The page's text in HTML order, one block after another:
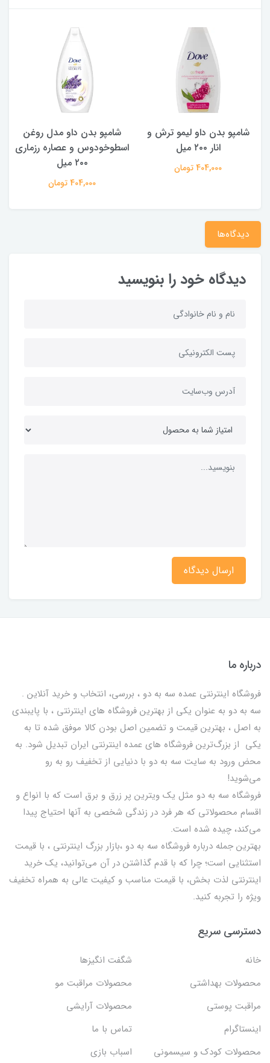
شامپو بدن داو لیمو ترش و
انار ۲۰۰ میل
404,000 تومان
شامپو بدن ‌داو مدل روغن
اسطوخودوس و عصاره رزماری
۲۰۰ میل
404,000 تومان
دیدگاه‌ها
دیدگاه خود را بنویسید
ارسال دیدگاه
درباره ما
فروشگاه اینترنتی عمده سه به دو ، بررسی، انتخاب و خرید آنلاین .
سه به دو به عنوان یکی از بهترين فروشگاه های اینترنتی ، با پایبندی
به اصل ، بهترين قيمت و تضمین اصل‌ بودن کالا موفق شده تا به
يكي از بزرگ‌ترين فروشگاه هاي عمده اینترنتی ایران تبدیل شود. به
محض ورود به سایت سه به دو با دنیایی از تخفيف رو به رو
می‌شوید!
فروشگاه سه به دو مثل یک ویترین پر زرق و برق است که با انواع و
اقسام محصولاتی که هر فرد در زندگی شخصی به آنها احتیاج پیدا
می‌کند، چیده شده است.
بهترين جمله درباره فروشگاه سه به دو ،بازار بزرگ اینترنتی ، با قيمت
استثنايي است؛ چرا که با قدم گذاشتن در آن می‌توانید، یک خرید
اینترنتی لذت بخش، با قیمت مناسب و کیفیت عالی به همراه تخفیف
ویژه را تجربه کنید.
دسترسی سریع
خانه
شگفت انگيزها
محصولات بهداشتي
محصولات مراقبت مو
مراقبت پوستی
محصولات آرایشی
اینستاگرام
تماس با ما
محصولات کودک و سیسمونی
اسباب بازی